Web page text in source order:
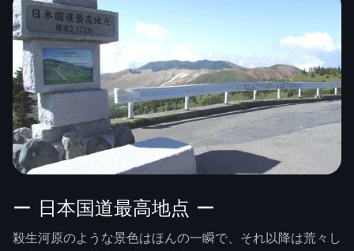
ー 日本国道最高地点 ー
殺生河原のような景色はほんの一瞬で、それ以降は荒々し